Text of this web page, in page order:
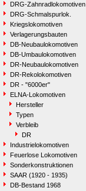
DRG-Zahnradlokomotiven
DRG-Schmalspurlok.
Kriegslokomotiven
Verlagerungsbauten
DB-Neubaulokomotiven
DB-Umbaulokomotiven
DR-Neubaulokomotiven
DR-Rekolokomotiven
DR - "6000er"
ELNA-Lokomotiven
Hersteller
Typen
Verbleib
DR
Industrielokomotiven
Feuerlose Lokomotiven
Sonderkonstruktionen
SAAR (1920 - 1935)
DB-Bestand 1968